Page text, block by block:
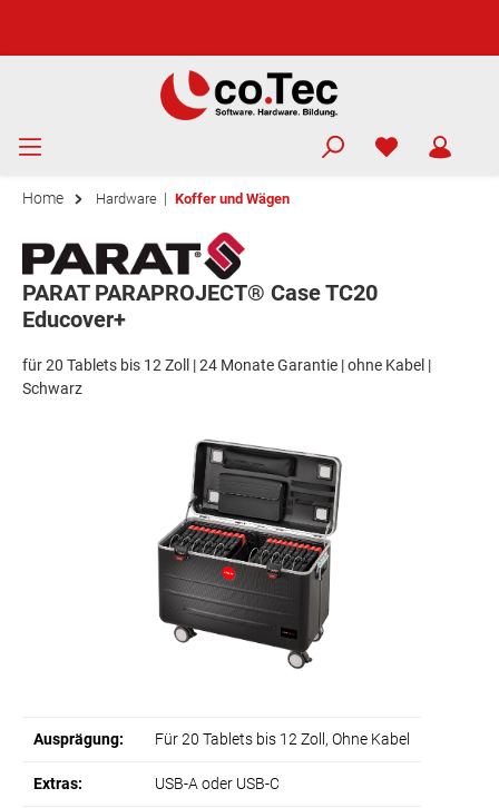
Home Hardware | Koffer und Wägen
PARAT PARAPROJECT® Case TC20
Educover+
für 20 Tablets bis 12 Zoll | 24 Monate Garantie | ohne Kabel |
Schwarz
Ausprägung: Für 20 Tablets bis 12 Zoll , Ohne Kabel
Extras: USB-A oder USB-C